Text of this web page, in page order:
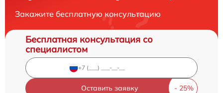
Закажите бесплатную консультацию
Бесплатная консультация со
специалистом
Оставить заявку